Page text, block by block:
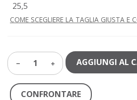
25,5
COME SCEGLIERE LA TAGLIA GIUSTA E
1 AGGIUNGI AL
CONFRONTARE